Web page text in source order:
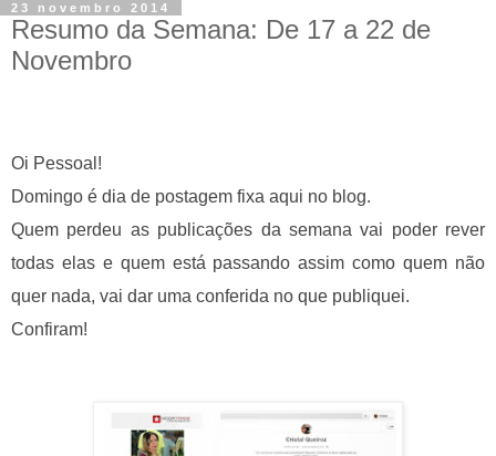
23 novembro 2014
Resumo da Semana: De 17 a 22 de
Novembro
Oi Pessoal !
Domingo é dia de postagem fixa aqui no blog.
Quem perdeu as publicações da semana vai poder rever
todas elas e quem está passando assim como quem não
quer nada, vai dar uma conferida no que publiquei.
Confiram!